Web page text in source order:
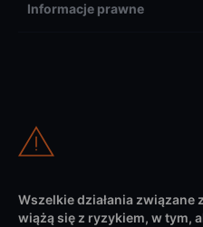
Informacje prawne
Wszelkie działania
wiążą się z ryzykiem, w tym,